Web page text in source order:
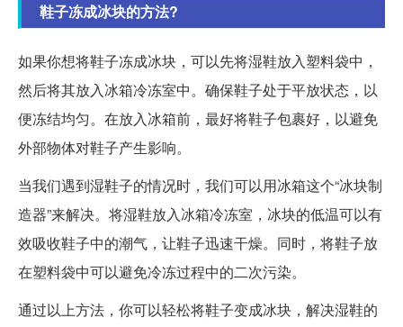
鞋子冻成冰块的方法?
如果你想将鞋子冻成冰块，可以先将湿鞋放入塑料袋中，
然后将其放入冰箱冷冻室中。确保鞋子处于平放状态，以
便冻结均匀。在放入冰箱前，最好将鞋子包裹好，以避免
外部物体对鞋子产生影响。
当我们遇到湿鞋子的情况时，我们可以用冰箱这个“冰块制
造器”来解决。将湿鞋放入冰箱冷冻室，冰块的低温可以有
效吸收鞋子中的潮气，让鞋子迅速干燥。同时，将鞋子放
在塑料袋中可以避免冷冻过程中的二次污染。
通过以上方法，你可以轻松将鞋子变成冰块，解决湿鞋的